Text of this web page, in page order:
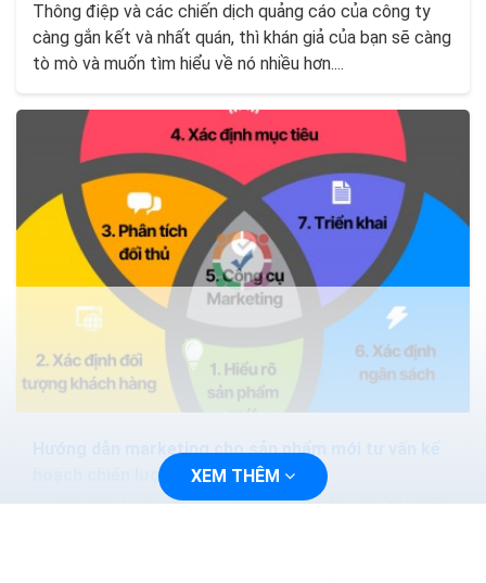
Thông điệp và các chiến dịch quảng cáo của công ty
càng gắn kết và nhất quán, thì khán giả của bạn sẽ càng
tò mò và muốn tìm hiểu về nó nhiều hơn....
Hướng dẫn marketing cho sản phẩm mới tư vấn kế
hoạch chiến lược A-Z
Có thể hiểu kế hoạch marketing là việc truyền tải những
XEM THÊM